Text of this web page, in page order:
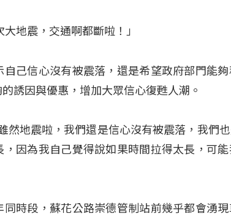
地震，交通啊都斷啦！」
己信心沒有被震落，還是希望政府部門能
誘因與優惠，增加大眾信心復甦人潮。
然地震啦，我們還是信心沒有被震落，我們
因為我自己覺得說如果時間拉得太長，可
時段，蘇花公路崇德管制站前幾乎都會湧